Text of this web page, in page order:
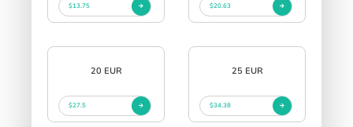
$13.75 $20.63
20 EUR
$27.5
25 EUR
$34.38